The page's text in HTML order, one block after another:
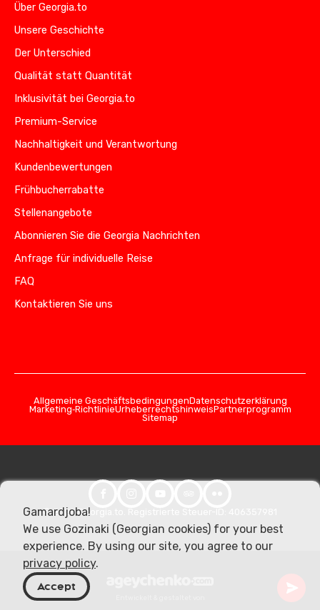
Über Georgia.to
Unsere Geschichte
Der Unterschied
Qualität statt Quantität
Inklusivität bei Georgia.to
Premium-Service
Nachhaltigkeit und Verantwortung
Kundenbewertungen
Frühbucherrabatte
Stellenangebote
Abonnieren Sie die Georgia Nachrichten
Anfrage für individuelle Reise
FAQ
Kontaktieren Sie uns
Allgemeine GeschäftsbedingungenDatenschutzerklärung
Marketing‑RichtlinieUrheberrechtshinweisPartnerprogramm
Sitemap
© 2026 Georgia.to. Registrierte Steuer-ID: 406357981
Gamardjoba!
We use Gozinaki (Georgian cookies) for your best
experience. By using our site, you agree to our
privacy policy.
Accept